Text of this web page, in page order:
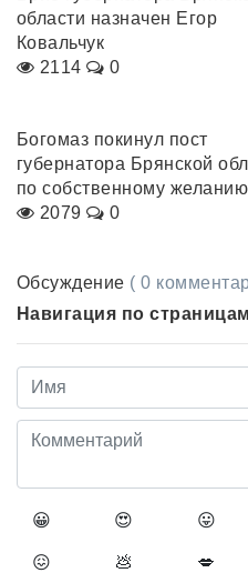
области назначен Егор
Ковальчук
2114
0
Богомаз покинул пост
губернатора Брянской
по собственному желанию
2079
0
Обсуждение ( 0
Навигация по страницам
😀 😍 😛
😖 💩 💋